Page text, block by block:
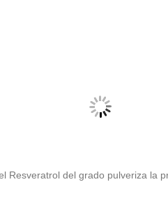
Resveratrol del grado pulveriza la